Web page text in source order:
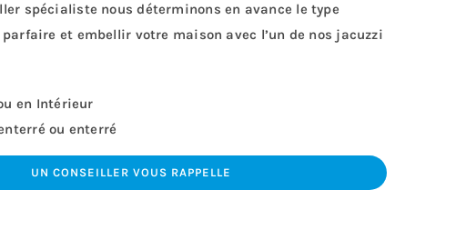
spécialiste nous déterminons en avance le type
et embellir votre maison avec l’un de nos jacuzzi
en Intérieur
ou enterré
UN CONSEILLER VOUS RAPPELLE